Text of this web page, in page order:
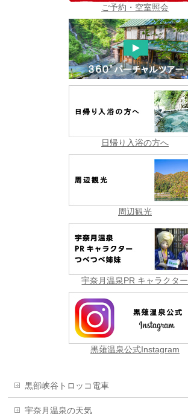
ご予約・空室照会
日帰り入浴の方へ
周辺観光
宇奈月温泉PR キャラクター
黒薙温泉公式Instagram
黒部峡谷トロッコ電車
宇奈月温泉の天気